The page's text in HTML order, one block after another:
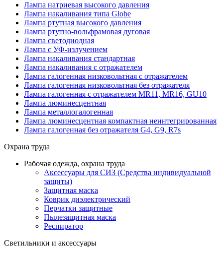
Лампа натриевая высокого давления
Лампа накаливания типа Globe
Лампа ртутная высокого давления
Лампа ртутно-вольфрамовая дуговая
Лампа светодиодная
Лампа с УФ-излучением
Лампа накаливания стандартная
Лампа накаливания с отражателем
Лампа галогенная низковольтная с отражателем
Лампа галогенная низковольтная без отражателя
Лампа галогенная с отражателем MR11, MR16, GU10
Лампа люминесцентная
Лампа металлогалогенная
Лампа люминесцентная компактная неинтегрированная
Лампа галогенная без отражателя G4, G9, R7s
Охрана труда
Рабочая одежда, охрана труда
Аксессуары для СИЗ (Средства индивидуальной
защиты)
Защитная маска
Коврик диэлектрический
Перчатки защитные
Пылезащитная маска
Респиратор
Светильники и аксессуары